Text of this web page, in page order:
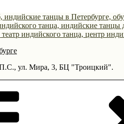
ул. Мира, 3, БЦ "Троицкий".